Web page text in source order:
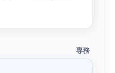
専務